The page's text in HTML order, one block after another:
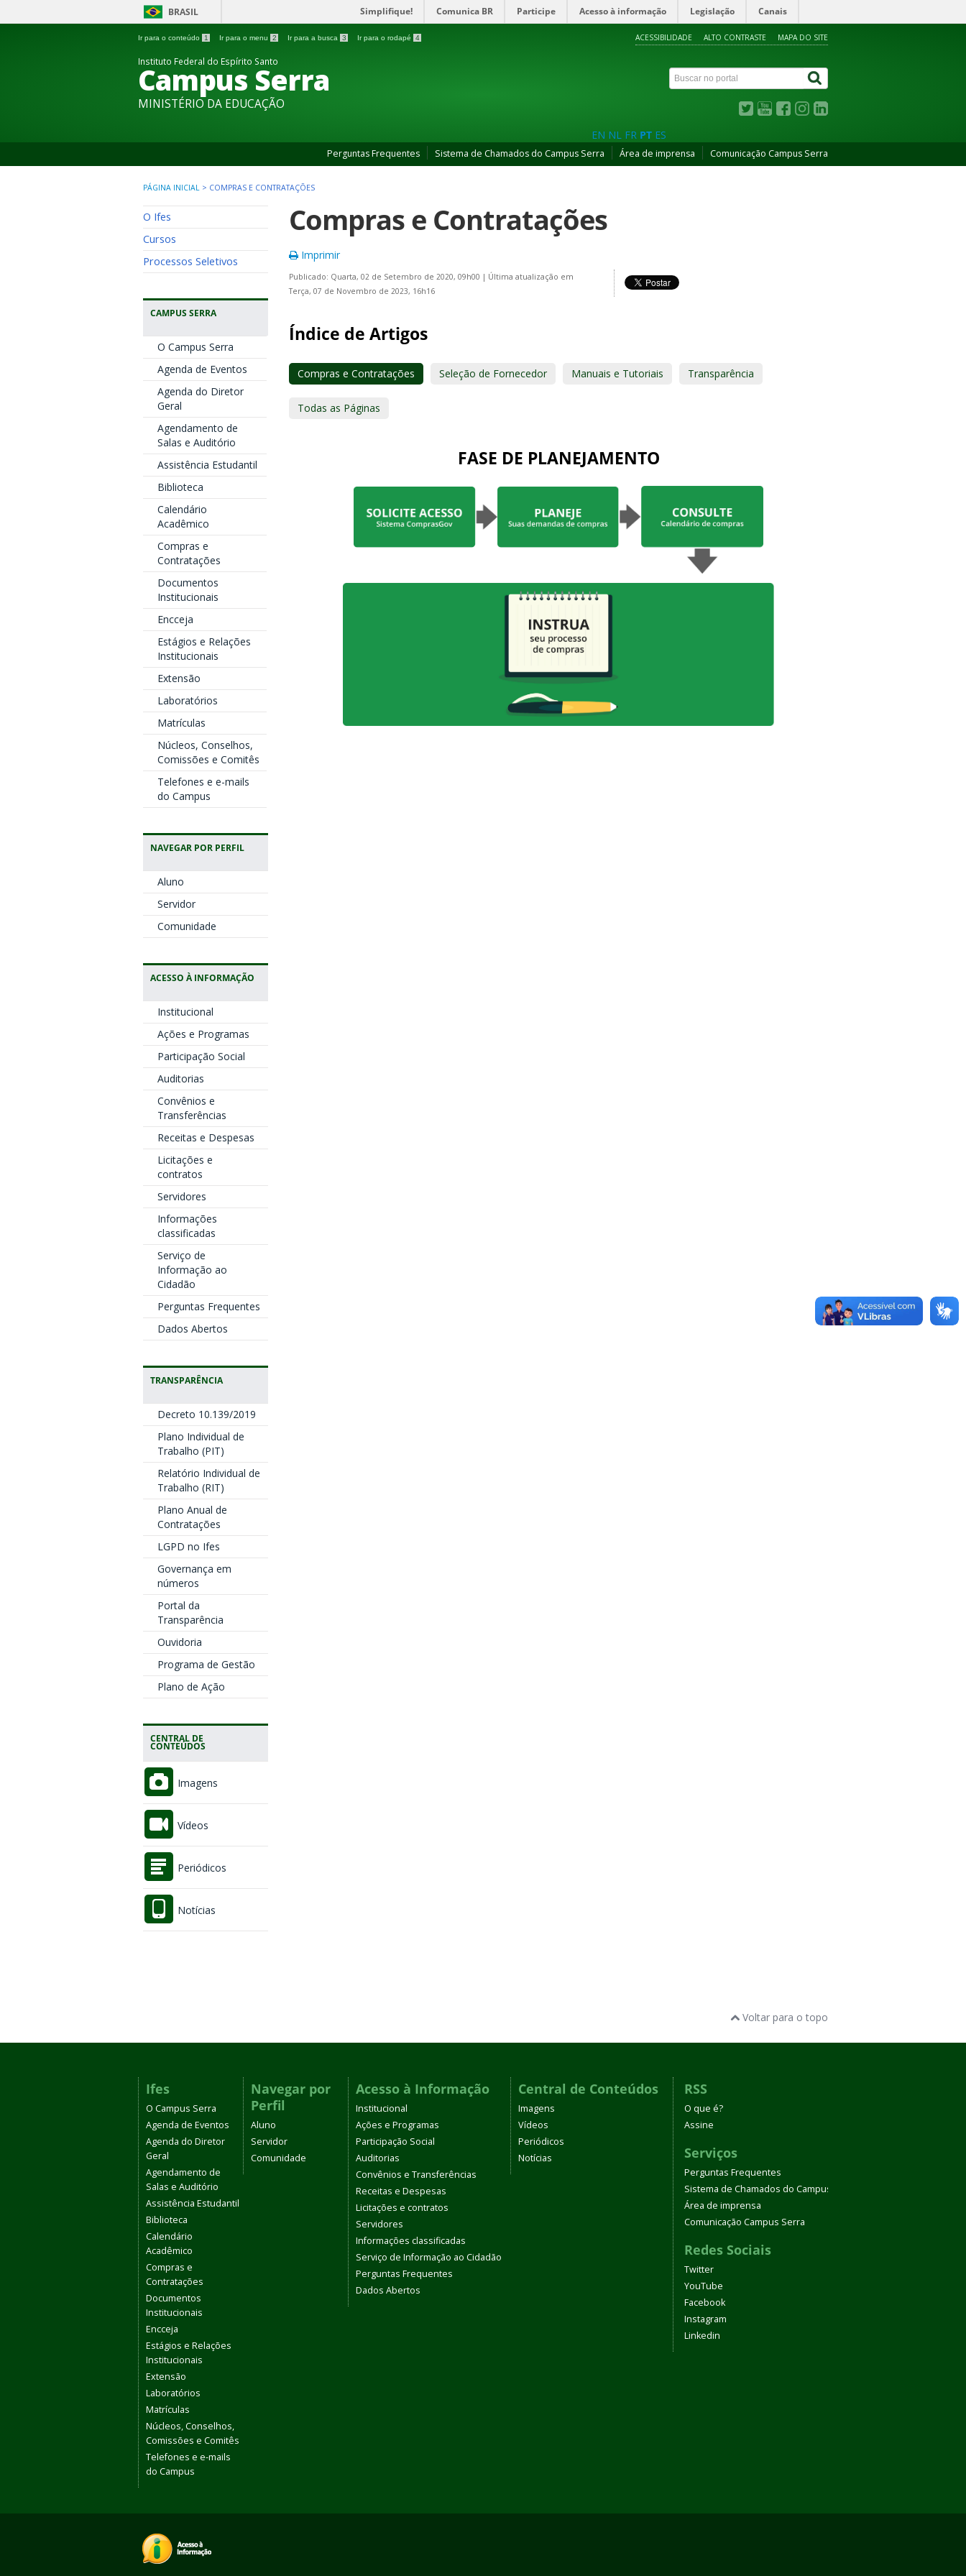
BRASIL Simplifique! Comunica BR Participe Acesso à informação Legislação Canais
Ir para o conteúdo 1 Ir para o menu 2 Ir para a busca 3 Ir para o rodapé 4 ACESSIBILIDADE ALTO CONTRASTE MAPA DO SITE
Instituto Federal do Espírito Santo
Campus Serra
MINISTÉRIO DA EDUCAÇÃO
EN NL FR PT ES
Perguntas Frequentes Sistema de Chamados do Campus Serra Área de imprensa Comunicação Campus Serra
PÁGINA INICIAL > COMPRAS E CONTRATAÇÕES
O Ifes
Cursos
Processos Seletivos
CAMPUS SERRA
O Campus Serra
Agenda de Eventos
Agenda do Diretor
Geral
Agendamento de
Salas e Auditório
Assistência Estudantil
Biblioteca
Calendário
Acadêmico
Compras e
Contratações
Documentos
Institucionais
Encceja
Estágios e Relações
Institucionais
Extensão
Laboratórios
Matrículas
Núcleos, Conselhos,
Comissões e Comitês
Telefones e e-mails
do Campus
NAVEGAR POR PERFIL
Aluno
Servidor
Comunidade
ACESSO À INFORMAÇÃO
Institucional
Ações e Programas
Participação Social
Auditorias
Convênios e
Transferências
Receitas e Despesas
Licitações e
contratos
Servidores
Informações
classificadas
Serviço de
Informação ao
Cidadão
Perguntas Frequentes
Dados Abertos
TRANSPARÊNCIA
Decreto 10.139/2019
Plano Individual de
Trabalho (PIT)
Relatório Individual de
Trabalho (RIT)
Plano Anual de
Contratações
LGPD no Ifes
Governança em
números
Portal da
Transparência
Ouvidoria
Programa de Gestão
Plano de Ação
CENTRAL DE
CONTEÚDOS
Imagens
Vídeos
Periódicos
Notícias
Compras e Contratações
Imprimir
Publicado: Quarta, 02 de Setembro de 2020, 09h00 | Última atualização em
Terça, 07 de Novembro de 2023, 16h16
Índice de Artigos
Compras e Contratações Seleção de Fornecedor Manuais e Tutoriais Transparência
Todas as Páginas
FASE DE PLANEJAMENTO
Voltar para o topo
Ifes
O Campus Serra
Agenda de Eventos
Agenda do Diretor
Geral
Agendamento de
Salas e Auditório
Assistência Estudantil
Biblioteca
Calendário
Acadêmico
Compras e
Contratações
Documentos
Institucionais
Encceja
Estágios e Relações
Institucionais
Extensão
Laboratórios
Matrículas
Núcleos, Conselhos,
Comissões e Comitês
Telefones e e-mails
do Campus
Navegar por
Perfil
Aluno
Servidor
Comunidade
Acesso à Informação
Institucional
Ações e Programas
Participação Social
Auditorias
Convênios e Transferências
Receitas e Despesas
Licitações e contratos
Servidores
Informações classificadas
Serviço de Informação ao Cidadão
Perguntas Frequentes
Dados Abertos
Central de Conteúdos
Imagens
Vídeos
Periódicos
Notícias
RSS
O que é?
Assine
Serviços
Perguntas Frequentes
Sistema de Chamados do Campus Serra
Área de imprensa
Comunicação Campus Serra
Redes Sociais
Twitter
YouTube
Facebook
Instagram
Linkedin